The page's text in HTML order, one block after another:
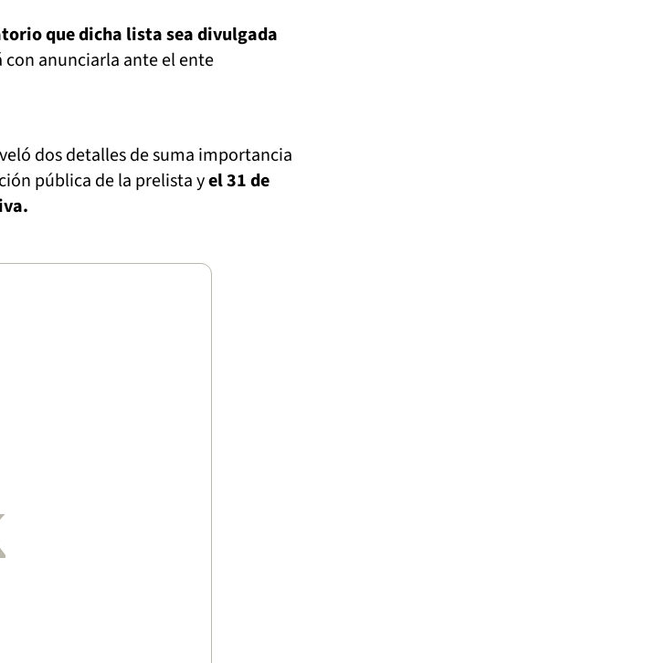
que dicha lista sea divulgada
anunciarla ante el ente
dos detalles de suma importancia
pública de la prelista yel 31 de